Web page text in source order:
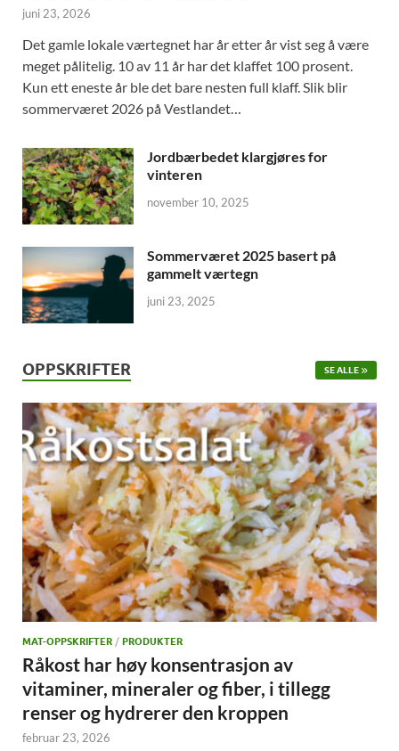
juni 23, 2026
Det gamle lokale værtegnet har år etter år vist seg å være
meget pålitelig. 10 av 11 år har det klaffet 100 prosent.
Kun ett eneste år ble det bare nesten full klaff. Slik blir
sommerværet 2026 på Vestlandet…
Jordbærbedet klargjøres for
vinteren
november 10, 2025
Sommerværet 2025 basert på
gammelt værtegn
juni 23, 2025
OPPSKRIFTER SE ALLE
MAT-OPPSKRIFTER / PRODUKTER
Råkost har høy konsentrasjon av
vitaminer, mineraler og fiber, i tillegg
renser og hydrerer den kroppen
februar 23, 2026